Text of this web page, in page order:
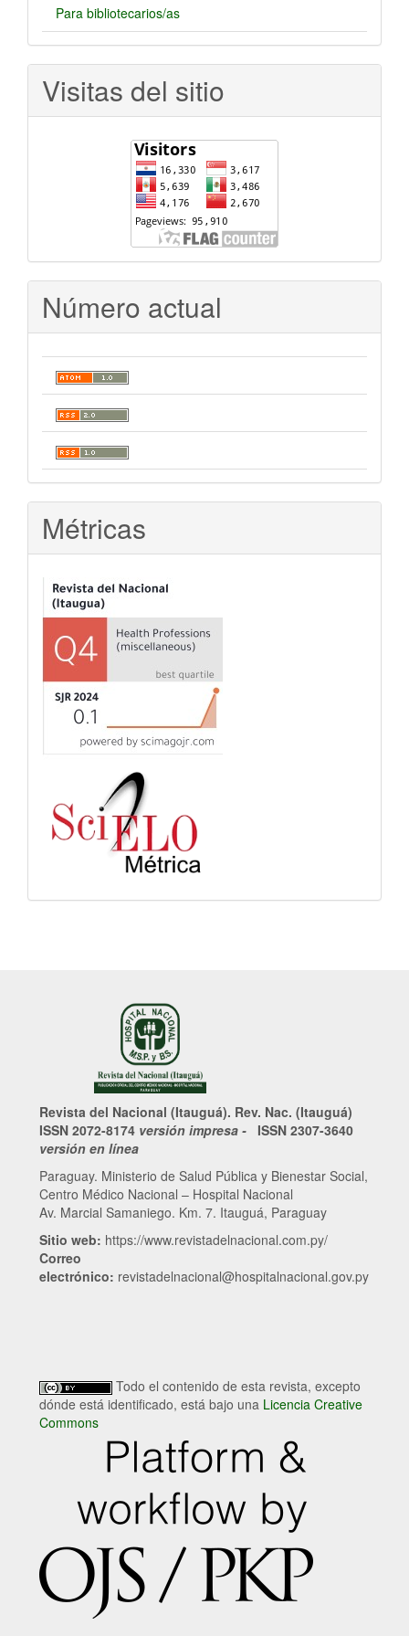
Para bibliotecarios/as
Visitas del sitio
Número actual
Métricas
Revista del Nacional (Itauguá). Rev. Nac. (Itauguá)
ISSN 2072-8174 versión impresa - ISSN 2307-3640
versión en línea
Paraguay. Ministerio de Salud Pública y Bienestar Social,
Centro Médico Nacional – Hospital Nacional
Av. Marcial Samaniego. Km. 7. Itauguá, Paraguay
Sitio web: https://www.revistadelnacional.com.py/
Correo
electrónico: revistadelnacional@hospitalnacional.gov.py
Todo el contenido de esta revista, excepto
dónde está identificado, está bajo una Licencia Creative
Commons